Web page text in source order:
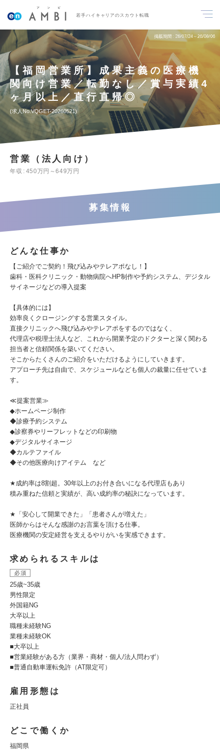
若手ハイキャリアのスカウト転職
掲載期間 26/07/24～26/08/06
【福岡営業所】成果主義の医療機
関向け営業／転勤なし／賞与実績4
ヶ月以上／直行直帰◎
求人No.VQGET-20260521
営業（法人向け）
年収 450万円～649万円
募集情報
どんな仕事か
【ご紹介でご契約！飛び込みやテレアポなし！】
歯科・医科クリニック・動物病院へHP制作や予約システム、デジタル
サイネージなどの導入提案
【具体的には】
効率良くクロージングする営業スタイル。
直接クリニックへ飛び込みやテレアポをするのではなく、
代理店や税理士法人など、これから開業予定のドクターと深く関わる
担当者と信頼関係を築いてください。
そこからたくさんのご紹介をいただけるようにしていきます。
アプローチ先は自由で、スケジュールなども個人の裁量に任せていま
す。
≪提案営業≫
◆ホームページ制作
◆診療予約システム
◆診察券やリーフレットなどの印刷物
◆デジタルサイネージ
◆カルテファイル
◆その他医療向けアイテム など
★成約率は8割超。30年以上のお付き合いになる代理店もあり
積み重ねた信頼と実績が、高い成約率の秘訣になっています。
★「安心して開業できた」「患者さんが増えた」
医師からはそんな感謝のお言葉を頂ける仕事。
医療機関の安定経営を支えるやりがいを実感できます。
求められるスキルは
必須
25歳~35歳
男性限定
外国籍NG
大卒以上
職種未経験NG
業種未経験OK
■大卒以上
■営業経験がある方（業界・商材・個人/法人問わず）
■普通自動車運転免許（AT限定可）
雇用形態は
正社員
どこで働くか
福岡県